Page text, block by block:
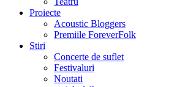
Proiecte
Acoustic Bloggers
Premiile ForeverFolk
Stiri
Concerte de suflet
Festivaluri
Noutati